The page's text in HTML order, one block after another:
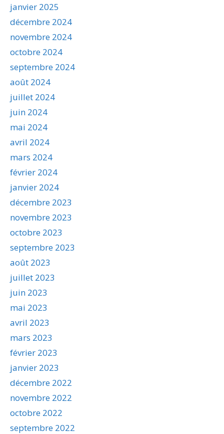
janvier 2025
décembre 2024
novembre 2024
octobre 2024
septembre 2024
août 2024
juillet 2024
juin 2024
mai 2024
avril 2024
mars 2024
février 2024
janvier 2024
décembre 2023
novembre 2023
octobre 2023
septembre 2023
août 2023
juillet 2023
juin 2023
mai 2023
avril 2023
mars 2023
février 2023
janvier 2023
décembre 2022
novembre 2022
octobre 2022
septembre 2022